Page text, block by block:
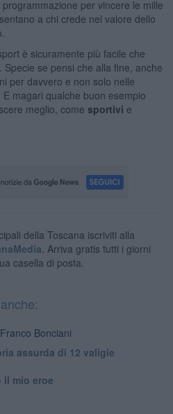
per vincere le mille
a chi crede nel valore dello
è sicuramente più facile che
. Specie se pensi che alla fine, anche
per davvero e non solo nelle
magari qualche buon esempio
meglio, come sportivi e
della Toscana iscriviti alla
Arriva gratis tutti i giorni
casella di posta.
Bonciani
assurda di 12 valigie
mio eroe